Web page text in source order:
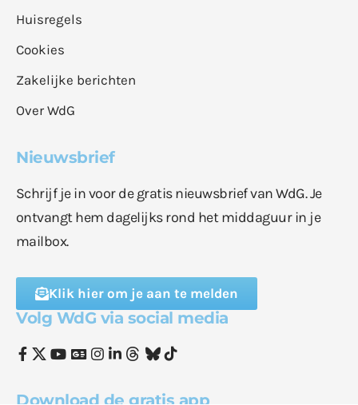
Huisregels
Cookies
Zakelijke berichten
Over WdG
Nieuwsbrief
Schrijf je in voor de gratis nieuwsbrief van WdG. Je
ontvangt hem dagelijks rond het middaguur in je
mailbox.
Klik hier om je aan te melden
Volg WdG via social media
Download de gratis app